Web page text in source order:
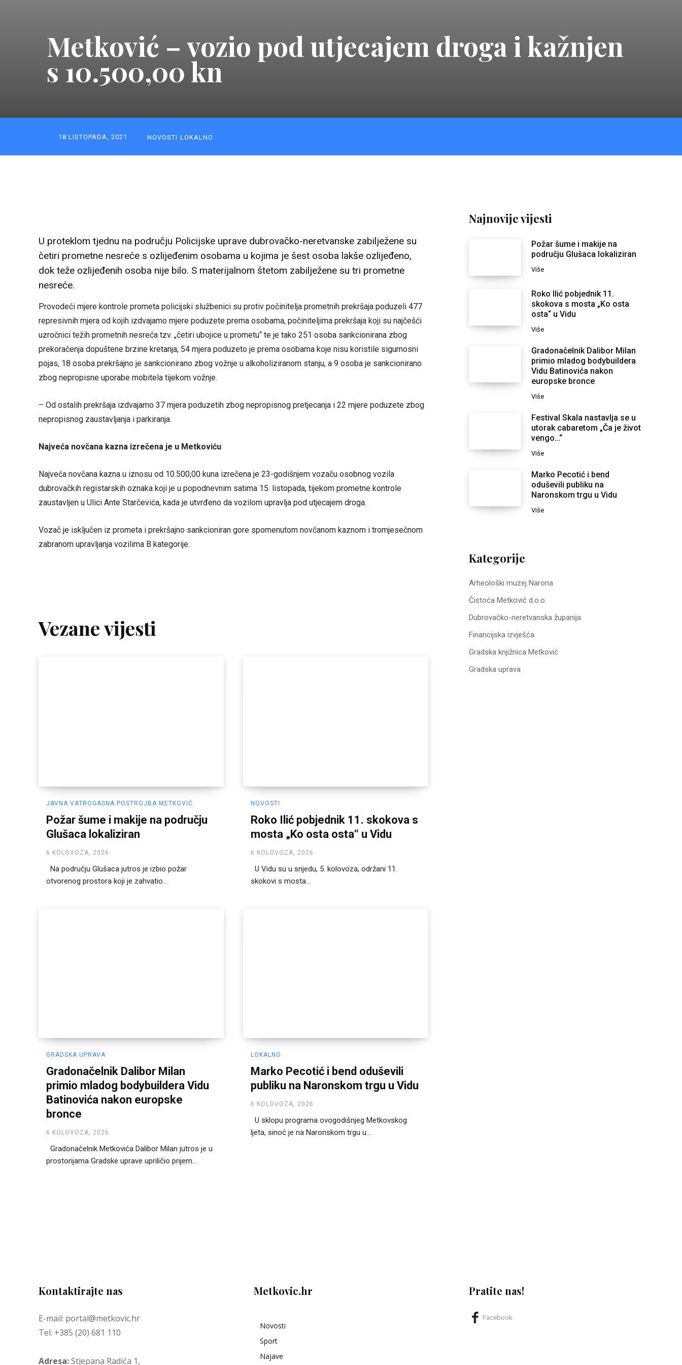
Metković – vozio pod utjecajem droga i kažnjen
s 10.500,00 kn
18 LISTOPADA, 2021 NOVOSTI LOKALNO
U proteklom tjednu na području Policijske uprave dubrovačko-neretvanske zabilježene su
četiri prometne nesreće s ozlijeđenim osobama u kojima je šest osoba lakše ozlijeđeno,
dok teže ozlijeđenih osoba nije bilo. S materijalnom štetom zabilježene su tri prometne
nesreće.
Provodeći mjere kontrole prometa policijski službenici su protiv počinitelja prometnih prekršaja poduzeli 477
represivnih mjera od kojih izdvajamo mjere poduzete prema osobama, počiniteljima prekršaja koji su najčešći
uzročnici težih prometnih nesreća tzv. „četiri ubojice u prometu“ te je tako 251 osoba sankcionirana zbog
prekoračenja dopuštene brzine kretanja, 54 mjera poduzeto je prema osobama koje nisu koristile sigurnosni
pojas, 18 osoba prekršajno je sankcionirano zbog vožnje u alkoholiziranom stanju, a 9 osoba je sankcionirano
zbog nepropisne uporabe mobitela tijekom vožnje.
– Od ostalih prekršaja izdvajamo 37 mjera poduzetih zbog nepropisnog pretjecanja i 22 mjere poduzete zbog
nepropisnog zaustavljanja i parkiranja.
Najveća novčana kazna izrečena je u Metkoviću
Najveća novčana kazna u iznosu od 10.500,00 kuna izrečena je 23-godišnjem vozaču osobnog vozila
dubrovačkih registarskih oznaka koji je u popodnevnim satima 15. listopada, tijekom prometne kontrole
zaustavljen u Ulici Ante Starčevića, kada je utvrđeno da vozilom upravlja pod utjecajem droga.
Vozač je isključen iz prometa i prekršajno sankcioniran gore spomenutom novčanom kaznom i tromjesečnom
zabranom upravljanja vozilima B kategorije.
Vezane vijesti
JAVNA VATROGASNA POSTROJBA METKOVIĆ
Požar šume i makije na području
Glušaca lokaliziran
6 KOLOVOZA, 2026
Na području Glušaca jutros je izbio požar
otvorenog prostora koji je zahvatio...
NOVOSTI
Roko Ilić pobjednik 11. skokova s
mosta „Ko osta osta“ u Vidu
6 KOLOVOZA, 2026
U Vidu su u srijedu, 5. kolovoza, održani 11.
skokovi s mosta...
GRADSKA UPRAVA
Gradonačelnik Dalibor Milan
primio mladog bodybuildera Vidu
Batinovića nakon europske
bronce
6 KOLOVOZA, 2026
Gradonačelnik Metkovića Dalibor Milan jutros je u
prostorijama Gradske uprave upriličio prijem...
LOKALNO
Marko Pecotić i bend oduševili
publiku na Naronskom trgu u Vidu
6 KOLOVOZA, 2026
U sklopu programa ovogodišnjeg Metkovskog
ljeta, sinoć je na Naronskom trgu u...
Najnovije vijesti
Požar šume i makije na
području Glušaca lokaliziran
Više
Roko Ilić pobjednik 11.
skokova s mosta „Ko osta
osta“ u Vidu
Više
Gradonačelnik Dalibor Milan
primio mladog bodybuildera
Vidu Batinovića nakon
europske bronce
Više
Festival Skala nastavlja se u
utorak cabaretom „Ča je život
vengo…“
Više
Marko Pecotić i bend
oduševili publiku na
Naronskom trgu u Vidu
Više
Kategorije
Arheološki muzej Narona
Čistoća Metković d.o.o.
Dubrovačko-neretvanska županija
Financijska izvješća
Gradska knjižnica Metković
Gradska uprava
Kontaktirajte nas
E-mail: portal@metkovic.hr
Tel: +385 (20) 681 110
Adresa:Stjepana Radića 1,
Metkovic.hr
Novosti
Sport
Najave
Pratite nas!
Facebook